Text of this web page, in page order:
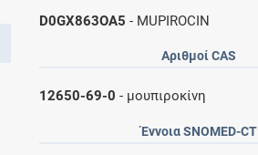
D0GX863OA5 - MUPIROCIN
Αριθμοί CAS
12650-69-0 - μουπιροκίνη
Έννοια SNOMED-CT